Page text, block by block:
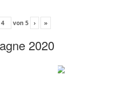
von 5 › »
2020